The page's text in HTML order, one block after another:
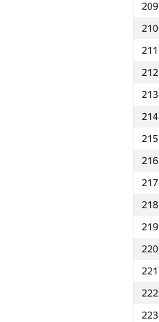
209
210
211
212
213
214
215
216
217
218
219
220
221
222
223